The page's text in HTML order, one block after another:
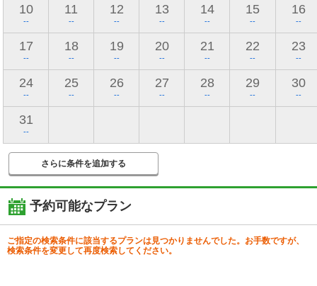
10
--
11
--
12
--
13
--
14
--
15
--
16
--
17
--
18
--
19
--
20
--
21
--
22
--
23
--
24
--
25
--
26
--
27
--
28
--
29
--
30
--
31
--
さらに条件を追加する
予約可能なプラン
ご指定の検索条件に該当するプランは見つかりませんでした。お手数ですが、
検索条件を変更して再度検索してください。